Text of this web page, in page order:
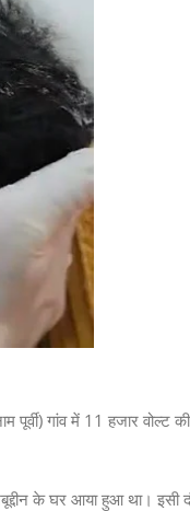
गांव में 11 हजार वोल्ट
के घर आया हुआ था। इसी